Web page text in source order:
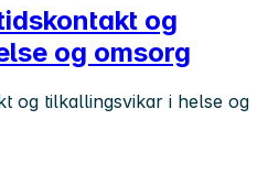
og
og omsorg
og tilkallingsvikar i helse og